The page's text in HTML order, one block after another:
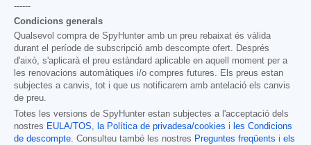
------
Condicions generals
Qualsevol compra de SpyHunter amb un preu rebaixat és vàlida
durant el període de subscripció amb descompte ofert. Després
d'això, s'aplicarà el preu estàndard aplicable en aquell moment per a
les renovacions automàtiques i/o compres futures. Els preus estan
subjectes a canvis, tot i que us notificarem amb antelació els canvis
de preu.
Totes les versions de SpyHunter estan subjectes a l'acceptació dels
nostres EULA/TOS, la Política de privadesa/cookies i les Condicions
de descompte. Consulteu també les nostres Preguntes freqüents i els